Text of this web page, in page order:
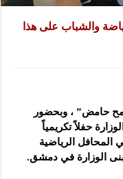
والشباب على هذا
حامض” ، وبحضور
حفلاً تكريمياً
المحافل الرياضية
الوزارة في دمشق.